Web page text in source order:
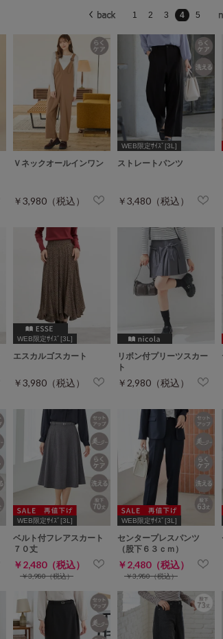
1
2 3 4 5
Ｖネックオールインワン
￥3,980（税込）
WEB限定ｻｲｽﾞ[3L]
ストレートパンツ
￥3,480（税込）
WEB限定ｻｲｽﾞ[3L]
エスカルゴスカート
￥3,980（税込）
リボン付プリーツスカー
ト
￥2,980（税込）
WEB限定ｻｲｽﾞ[3L]
ベルト付フレアスカート
７０丈
￥2,480（税込）
￥3,980（税込）
WEB限定ｻｲｽﾞ[3L]
センタープレスパンツ
（股下６３ｃｍ）
￥2,480（税込）
￥3,980（税込）